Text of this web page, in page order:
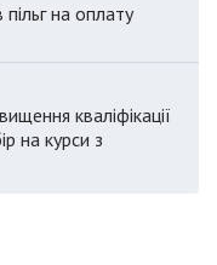
пільг на оплату
кваліфікації
на курси з